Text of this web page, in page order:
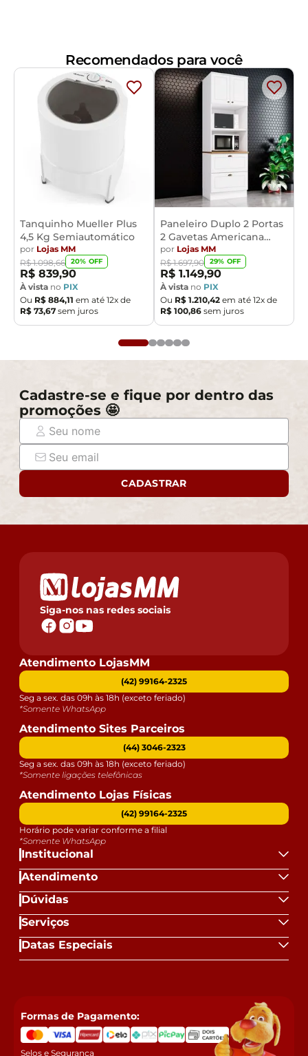
Recomendados para você
Tanquinho Mueller Plus
4,5 Kg Semiautomático
por Lojas MM
R$ 1.098,66 20% OFF
R$ 839,90
À vista no PIX
Ou R$ 884,11 em até 12x de
R$ 73,67 sem juros
Paneleiro Duplo 2 Portas
2 Gavetas Americana
Henn
por Lojas MM
R$ 1.697,90 29% OFF
R$ 1.149,90
À vista no PIX
Ou R$ 1.210,42 em até 12x de
R$ 100,86 sem juros
Cadastre-se e fique por dentro das
promoções 🤩
CADASTRAR
Siga-nos nas redes sociais
Institucional
Atendimento
Dúvidas
Serviços
Datas Especiais
Atendimento LojasMM
(42) 99164-2325
Seg a sex. das 09h às 18h (exceto feriado)
*Somente WhatsApp
Atendimento Sites Parceiros
(44) 3046-2323
Seg a sex. das 09h às 18h (exceto feriado)
*Somente ligações telefônicas
Atendimento Lojas Físicas
(42) 99164-2325
Horário pode variar conforme a filial
*Somente WhatsApp
Formas de Pagamento:
Selos e Segurança